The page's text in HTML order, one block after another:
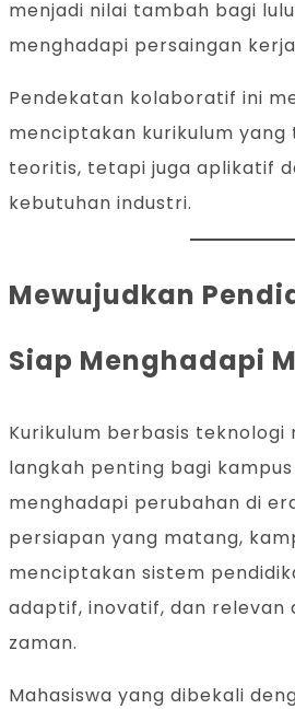
menjadi nilai tambah bagi
menghadapi persaingan
Pendekatan kolaboratif ini
menciptakan kurikulum yang
teoritis, tetapi juga aplikatif
kebutuhan industri.
Mewujudkan
Siap Menghadapi
Kurikulum berbasis teknologi
langkah penting bagi
menghadapi perubahan di
persiapan yang matang,
menciptakan sistem
adaptif, inovatif, dan relevan
zaman.
Mahasiswa yang dibekali